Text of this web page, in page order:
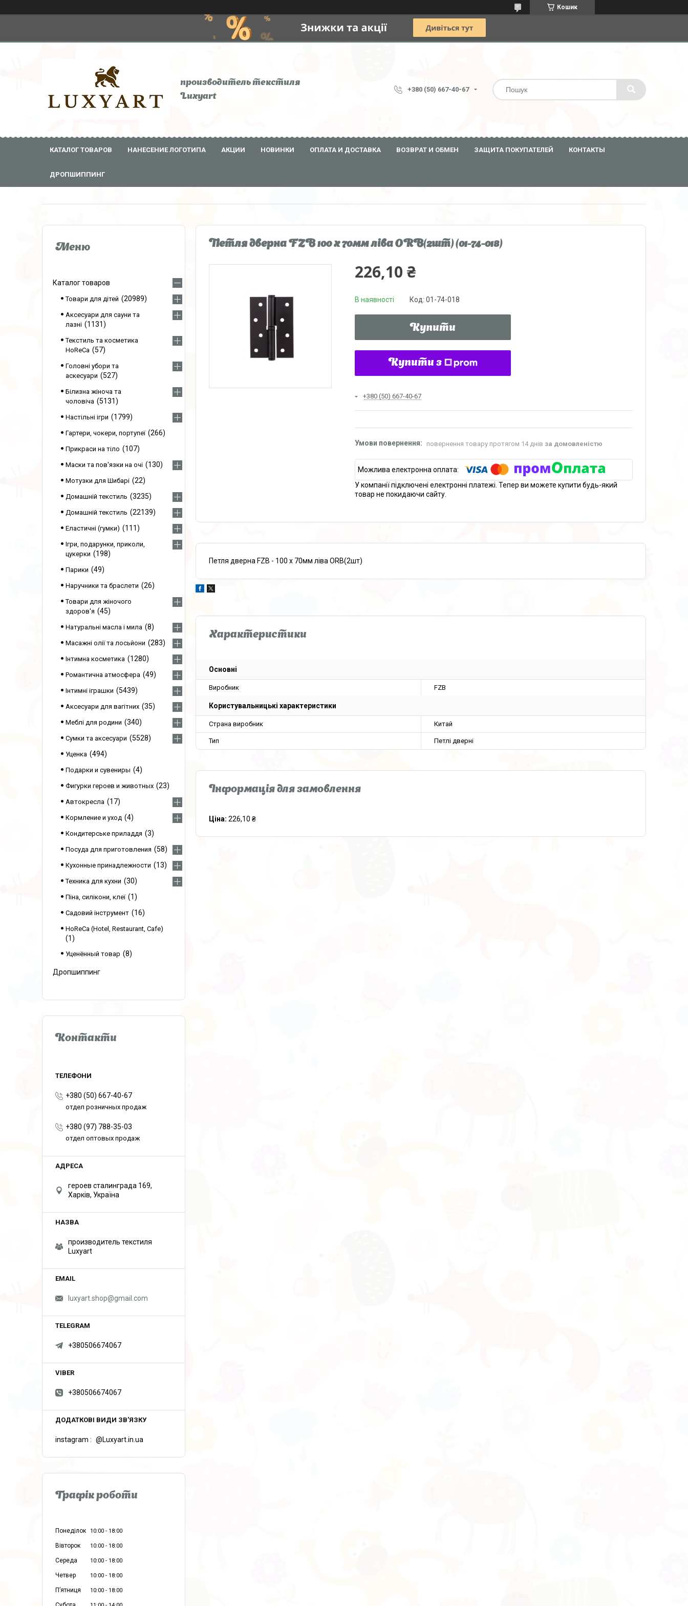
Кошик
производитель текстиля
Luxyart
+380 (50) 667-40-67
КАТАЛОГ ТОВАРОВ НАНЕСЕНИЕ ЛОГОТИПА АКЦИИ НОВИНКИ ОПЛАТА И ДОСТАВКА ВОЗВРАТ И ОБМЕН ЗАЩИТА ПОКУПАТЕЛЕЙ КОНТАКТЫ
ДРОПШИППИНГ
Петля дверна FZB 100 x 70мм ліва ORB(2шт) (01-74-018)
226,10 ₴
В наявності Код: 01-74-018
Купити
Купити з
+380 (50) 667-40-67
повернення товару протягом 14 днів за домовленістю
У компанії підключені електронні платежі. Тепер ви можете купити будь-який
товар не покидаючи сайту.
Петля дверна FZB - 100 x 70мм ліва ORB(2шт)
Характеристики
Основні
Виробник FZB
Користувальницькі характеристики
Страна виробник Китай
Тип Петлі дверні
Інформація для замовлення
Ціна: 226,10 ₴
Каталог товаров
Товари для дітей 20989
Аксесуари для сауни та
лазні
1131
Текстиль та косметика
HoReCa
57
Головні убори та
аскесуари
527
Білизна жіноча та
чоловіча
5131
Настільні ігри 1799
Гартери, чокери, портупеї 266
Прикраси на тіло 107
Маски та пов'язки на очі 130
Мотузки для Шибарі 22
Домашній текстиль 3235
Домашній текстиль 22139
Еластичні (гумки) 111
Ігри, подарунки, приколи,
цукерки
198
Парики 49
Наручники та браслети 26
Товари для жіночого
здоров'я
45
Натуральні масла і мила 8
Масажні олії та лосьйони 283
Інтимна косметика 1280
Романтична атмосфера 49
Інтимні іграшки 5439
Аксесуари для вагітних 35
Меблі для родини 340
Сумки та аксесуари 5528
Уценка 494
Подарки и сувениры 4
Фигурки героев и животных 23
Автокресла 17
Кормление и уход 4
Кондитерське приладдя 3
Посуда для приготовления 58
Кухонные принадлежности 13
Техника для кухни 30
Піна, силікони, клеї 1
Садовий інструмент 16
HoReCa (Hotel, Restaurant, Cafe)
1
Уценённый товар 8
Дропшиппинг
Контакти
+380 (50) 667-40-67
отдел розничных продаж
+380 (97) 788-35-03
отдел оптовых продаж
героев сталинграда 169,
Харків, Україна
производитель текстиля
Luxyart
luxyart.shop@gmail.com
+380506674067
+380506674067
instagram @Luxyart.in.ua
Графік роботи
Понеділок 10:00 18:00
Вівторок 10:00 18:00
Середа 10:00 18:00
Четвер 10:00 18:00
Пʼятниця 10:00 18:00